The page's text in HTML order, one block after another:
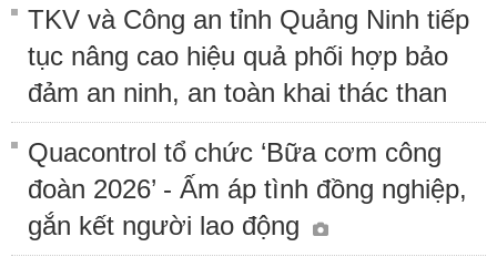
TKV và Công an tỉnh Quảng Ninh tiếp
tục nâng cao hiệu quả phối hợp bảo
đảm an ninh, an toàn khai thác than
Quacontrol tổ chức ‘Bữa cơm công
đoàn 2026’ - Ấm áp tình đồng nghiệp,
gắn kết người lao động